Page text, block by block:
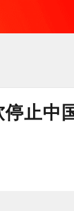
止中